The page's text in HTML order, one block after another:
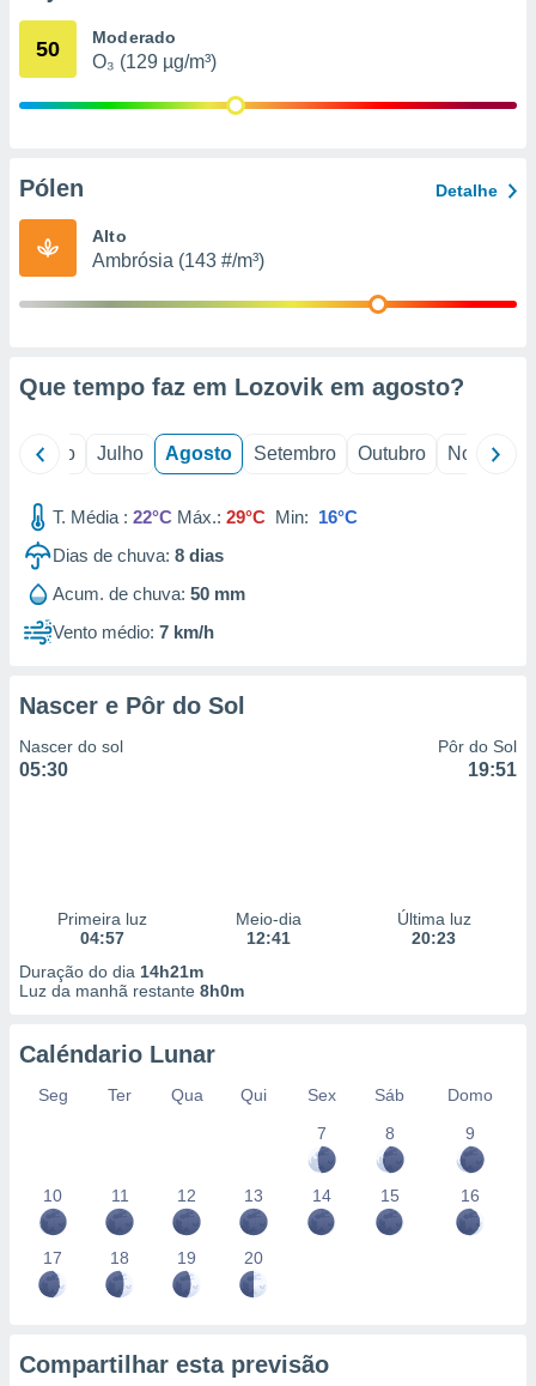
através
de
50 Moderado
O₃ (129 µg/m³)
Pólen Detalhe
Alto
Ambrósia (143 #/m³)
Que tempo faz em Lozovik em agosto?
Junho Julho Agosto Setembro Outubro Novembro
T. Média : 22°C Máx.: 29°C Min: 16°C
Dias de chuva: 8 dias
Acum. de chuva: 50 mm
Vento médio: 7 km/h
Nascer e Pôr do Sol
Nascer do sol
05:30
Pôr do Sol
19:51
Primeira luz
04:57
Meio-dia
12:41
Última luz
20:23
Duração do dia 14h21m
Luz da manhã restante 8h0m
Caléndario Lunar
Seg Ter Qua Qui Sex Sáb
Domo
7
8 9
10 11 12 13 14 15 16
17 18 19 20
Compartilhar esta previsão